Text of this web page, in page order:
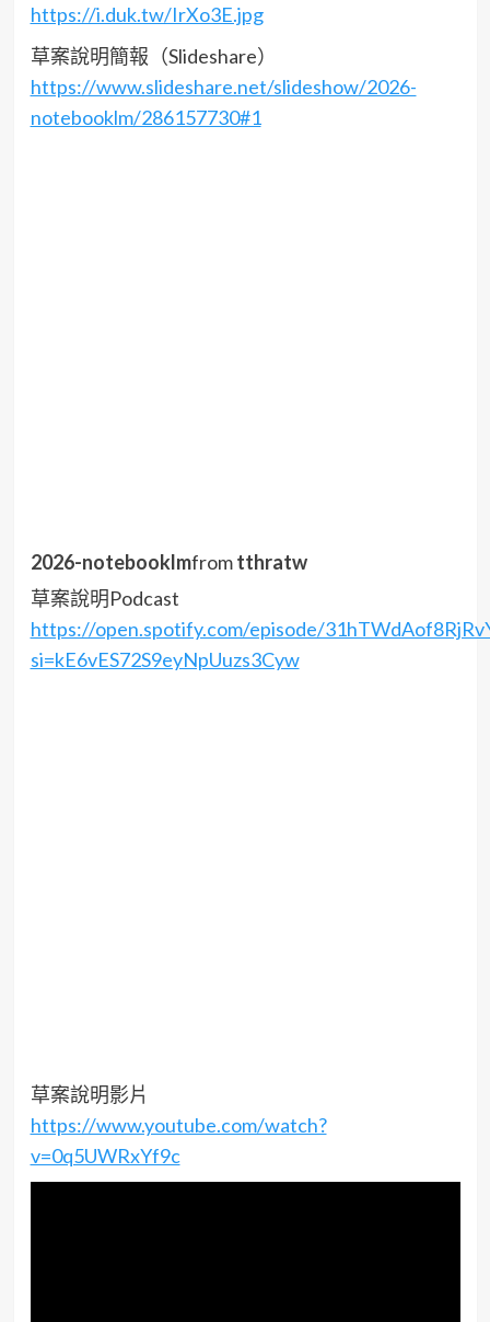
https://i.duk.tw/IrXo3E.jpg
草案說明簡報（Slideshare）
https://www.slideshare.net/slideshow/2026-
notebooklm/286157730#1
2026-notebooklmfromtthratw
草案說明Podcast
https://open.spotify.com/episode/
si=kE6vES72S9eyNpUuzs3Cyw
草案說明影片
https://www.youtube.com/watch?
v=0q5UWRxYf9c